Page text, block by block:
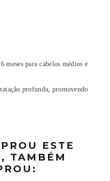
meses para cabelos médios e
profunda, promovendo
ESTE
TAMBÉM